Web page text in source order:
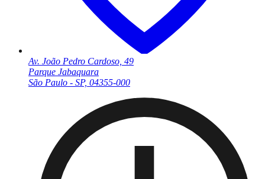
Av. João Pedro Cardoso, 49
Parque Jabaquara
São Paulo - SP, 04355-000